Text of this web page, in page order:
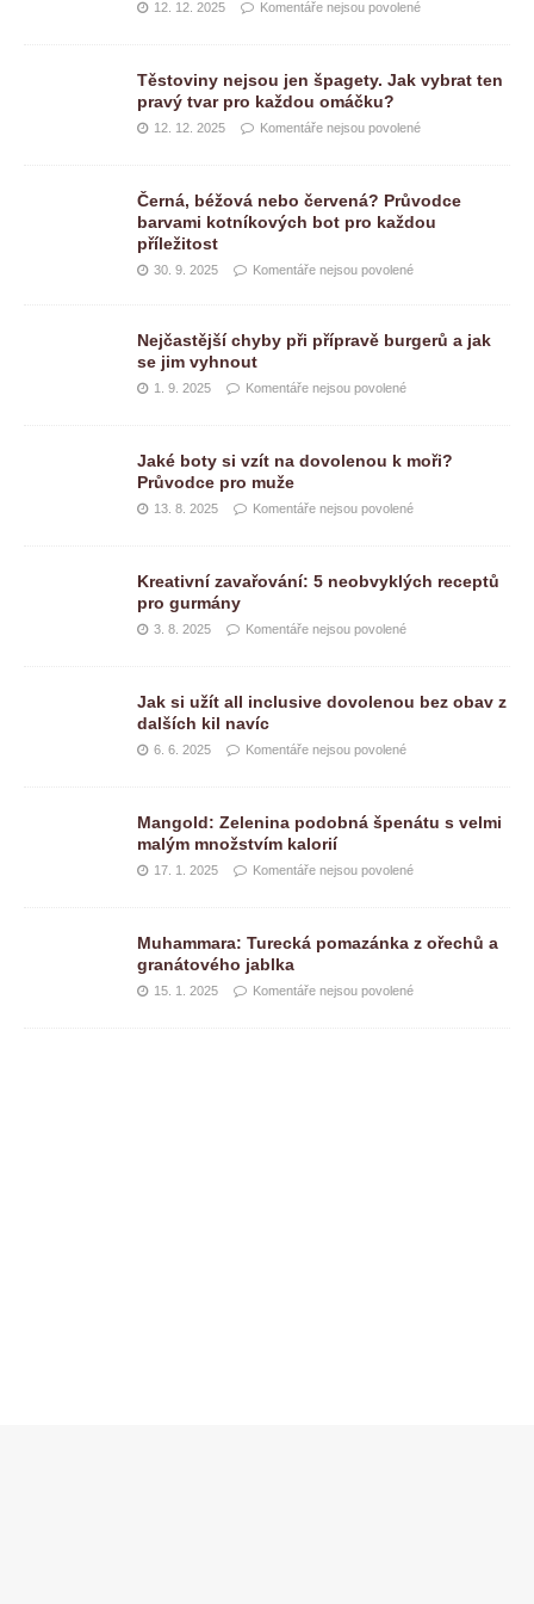
12. 12. 2025 Komentáře nejsou povolené
Těstoviny nejsou jen špagety. Jak vybrat ten
pravý tvar pro každou omáčku?
12. 12. 2025 Komentáře nejsou povolené
Černá, béžová nebo červená? Průvodce
barvami kotníkových bot pro každou
příležitost
30. 9. 2025 Komentáře nejsou povolené
Nejčastější chyby při přípravě burgerů a jak
se jim vyhnout
1. 9. 2025 Komentáře nejsou povolené
Jaké boty si vzít na dovolenou k moři?
Průvodce pro muže
13. 8. 2025 Komentáře nejsou povolené
Kreativní zavařování: 5 neobvyklých receptů
pro gurmány
3. 8. 2025 Komentáře nejsou povolené
Jak si užít all inclusive dovolenou bez obav z
dalších kil navíc
6. 6. 2025 Komentáře nejsou povolené
Mangold: Zelenina podobná špenátu s velmi
malým množstvím kalorií
17. 1. 2025 Komentáře nejsou povolené
Muhammara: Turecká pomazánka z ořechů a
granátového jablka
15. 1. 2025 Komentáře nejsou povolené